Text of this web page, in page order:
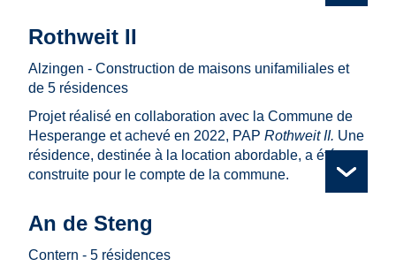
Rothweit II
Alzingen - Construction de maisons unifamiliales et
de 5 résidences
Projet réalisé en collaboration avec la Commune de
Hesperange et achevé en 2022, PAP Rothweit II. Une
résidence, destinée à la location abordable, a été
construite pour le compte de la commune.
© SNHBM
© SNHBM
© SNHBM
© SNHBM
An de Steng
Contern - 5 résidences